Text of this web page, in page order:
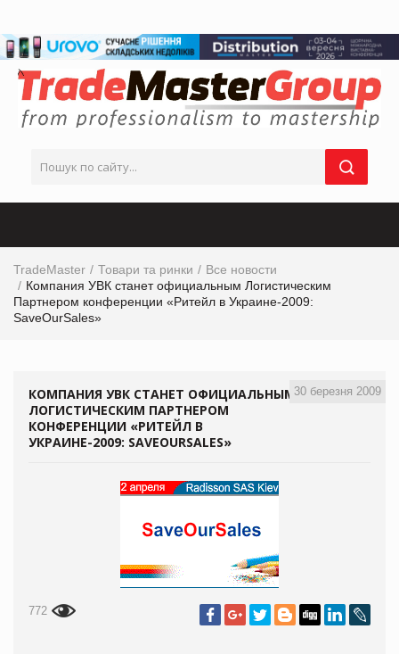
TradeMaster Товари та ринки
Все новости
Компания УВК станет официальным Логистическим
Партнером конференции «Ритейл в Украине-2009:
SaveOurSales»
30 березня 2009
КОМПАНИЯ УВК СТАНЕТ ОФИЦИАЛЬНЫМ
ЛОГИСТИЧЕСКИМ ПАРТНЕРОМ
КОНФЕРЕНЦИИ «РИТЕЙЛ В
УКРАИНЕ-2009: SAVEOURSALES»
772